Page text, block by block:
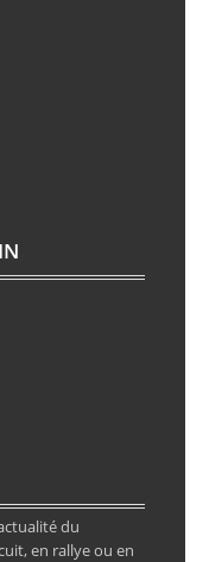
du
en rallye ou en